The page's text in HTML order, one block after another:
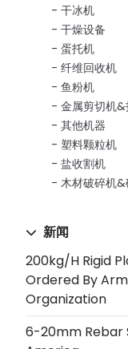
干冰机
干燥设备
蛋托机
纤维回收机
鱼粉机
金属剪切机
其他机器
塑料颗粒机
盐收割机
木材破碎机
新闻
200kg/h Rigid
Ordered By
Organization
6-20mm Rebar